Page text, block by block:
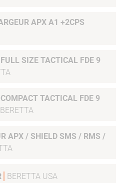
APX A1 +2CPS
SIZE TACTICAL FDE 9
TACTICAL FDE 9
BERETTA
APX / SHIELD SMS / RMS /
BERETTA USA